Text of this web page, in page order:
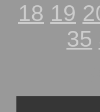
18 19
35